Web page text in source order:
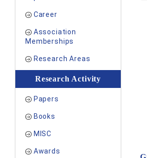
Career
Association
Memberships
Research Areas
Research Activity
Papers
Books
MISC
Awards